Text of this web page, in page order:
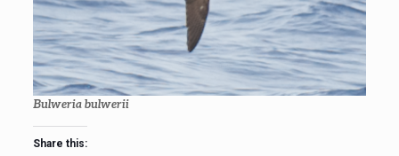
Bulweria bulwerii
Share this: